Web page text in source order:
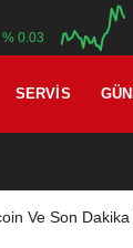
% 0.03
SERVIS
Ve Son